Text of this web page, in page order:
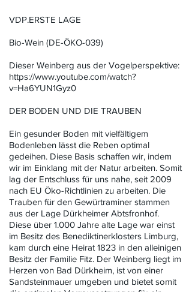
VDP.ERSTE LAGE
Bio-Wein (DE-ÖKO-039)
Dieser Weinberg aus der Vogelperspektive:
https://www.youtube.com/watch?
v=Ha6YUN1Gyz0
DER BODEN UND DIE TRAUBEN
Ein gesunder Boden mit vielfältigem
Bodenleben lässt die Reben optimal
gedeihen. Diese Basis schaffen wir, indem
wir im Einklang mit der Natur arbeiten. Somit
lag der Entschluss für uns nahe, seit 2009
nach EU Öko-Richtlinien zu arbeiten. Die
Trauben für den Gewürtraminer stammen
aus der Lage Dürkheimer Abtsfronhof.
Diese über 1.000 Jahre alte Lage war einst
im Besitz des Benediktinerklosters Limburg,
kam durch eine Heirat 1823 in den alleinigen
Besitz der Familie Fitz. Der Weinberg liegt im
Herzen von Bad Dürkheim, ist von einer
Sandsteinmauer umgeben und bietet somit